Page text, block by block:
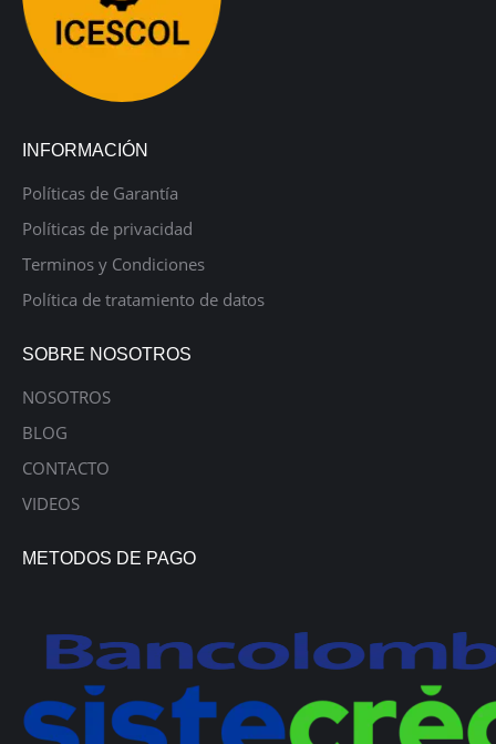
INFORMACIÓN
Políticas de Garantía
Políticas de privacidad
Terminos y Condiciones
Política de tratamiento de datos
SOBRE NOSOTROS
NOSOTROS
BLOG
CONTACTO
VIDEOS
METODOS DE PAGO